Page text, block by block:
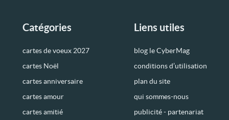
Catégories
cartes de voeux 2027
cartes Noël
cartes anniversaire
cartes amour
cartes amitié
Liens utiles
blog le CyberMag
conditions d’utilisation
plan du site
qui sommes-nous
publicité - partenariat